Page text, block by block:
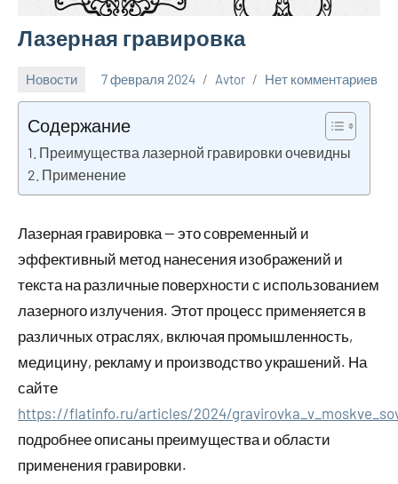
Лазерная гравировка
Новости 7 февраля 2024 Avtor Нет комментариев
Содержание
Преимущества лазерной гравировки очевидны
Применение
Лазерная гравировка — это современный и
эффективный метод нанесения изображений и
текста на различные поверхности с использованием
лазерного излучения. Этот процесс применяется в
различных отраслях, включая промышленность,
медицину, рекламу и производство украшений. На
сайте
https://flatinfo.ru/articles/2024/
подробнее описаны преимущества и области
применения гравировки.